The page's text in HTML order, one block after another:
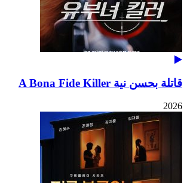
قاتلة بحسن نية A Bona Fide Killer
2026